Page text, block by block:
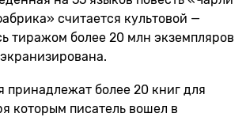
считается культовой —
тиражом более 20 млн экземпляров
принадлежат более 20 книг для
которым писатель вошел в